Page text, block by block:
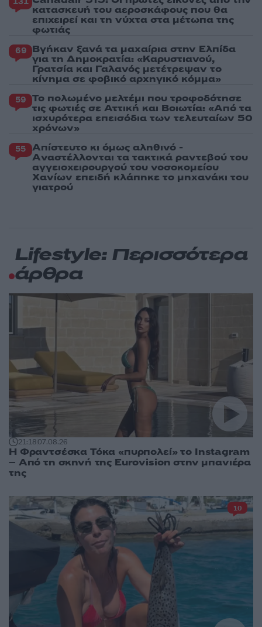
κατασκευή του αεροσκάφους που θα
επιχειρεί και τη νύχτα στα μέτωπα της
φωτιάς
69 Βγήκαν ξανά τα μαχαίρια στην Ελπίδα
για τη Δημοκρατία: «Καρυστιανού,
Γρατσία και Γαλανός μετέτρεψαν το
κίνημα σε φοβικό αρχηγικό κόμμα»
59 Το πολωμένο μελτέμι που τροφοδότησε
τις φωτιές σε Αττική και Βοιωτία: «Από τα
ισχυρότερα επεισόδια των τελευταίων 50
χρόνων»
55 Απίστευτο κι όμως αληθινό -
Aναστέλλονται τα τακτικά ραντεβού του
αγγειοχειρουργού του νοσοκομείου
Χανίων επειδή κλάπηκε το μηχανάκι του
γιατρού
Lifestyle: Περισσότερα
άρθρα
21:1807.08.26
Η Φραντσέσκα Τόκα «πυρπολεί» το Instagram
– Από τη σκηνή της Eurovision στην μπανιέρα
της
10